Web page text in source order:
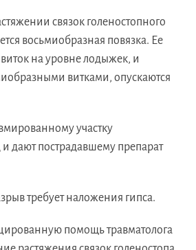
связок голеностопного
восьмиобразная повязка. Ее
на уровне лодыжек, и
витками, опускаются
участку
дают пострадавшему препарат
требует наложения гипса.
помощь травматолога